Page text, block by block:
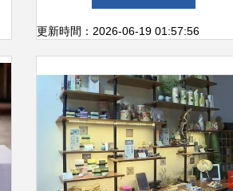
機
更新時間：2026-06-19 01:57:56